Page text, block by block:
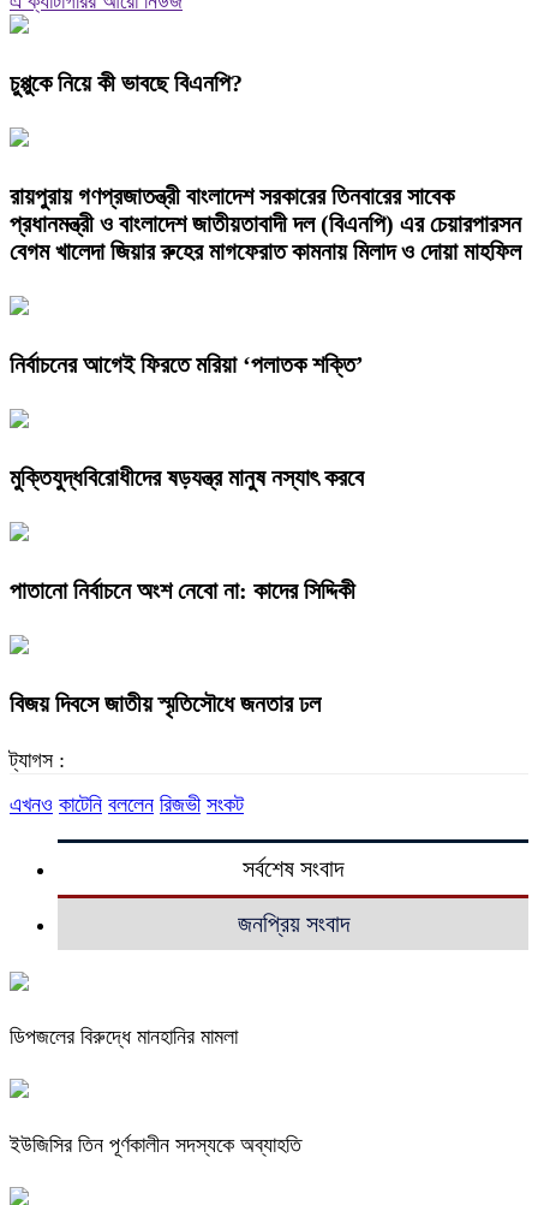
চুপ্পুকে নিয়ে কী ভাবছে বিএনপি?
রায়পুরায় গণপ্রজাতন্ত্রী বাংলাদেশ সরকারের তিনবারের সাবেক
প্রধানমন্ত্রী ও বাংলাদেশ জাতীয়তাবাদী দল (বিএনপি) এর চেয়ারপারসন
বেগম খালেদা জিয়ার রুহের মাগফেরাত কামনায় মিলাদ ও দোয়া মাহফিল
নির্বাচনের আগেই ফিরতে মরিয়া ‘পলাতক শক্তি’
মুক্তিযুদ্ধবিরোধীদের ষড়যন্ত্র মানুষ নস্যাৎ করবে
পাতানো নির্বাচনে অংশ নেবো না: কাদের সিদ্দিকী
বিজয় দিবসে জাতীয় স্মৃতিসৌধে জনতার ঢল
ট্যাগস :
এখনও কাটেনি বললেন রিজভী সংকট
সর্বশেষ সংবাদ
জনপ্রিয় সংবাদ
ডিপজলের বিরুদ্ধে মানহানির মামলা
ইউজিসির তিন পূর্ণকালীন সদস্যকে অব্যাহতি